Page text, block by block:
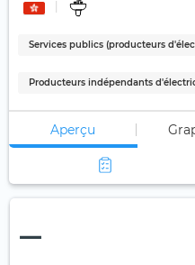
Services publics (producteurs
Producteurs indépendants
Aperçu
—